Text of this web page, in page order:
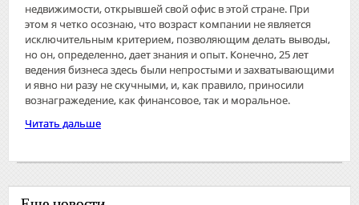
недвижимости, открывшей свой офис в этой стране. При
этом я ​четко осознаю​, что возраст компании не является ​
исключительным критерием, ​позволяющим делать выводы​,
но он, определенно, дает знания и опыт. Конечно, 25 лет
ведения бизнеса здесь были непростыми и захватывающими
и явно ни разу не скучными, и, ​как правило​, приносили
вознагражедение, как финансовое, так и моральное.
Читать дальше